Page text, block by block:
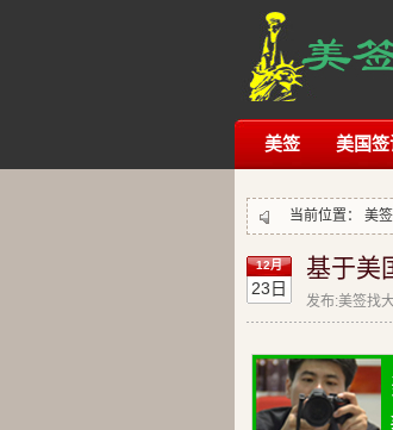
美签 美国签
当前位置： 美签
12月
23日
基于美
发布:美签找